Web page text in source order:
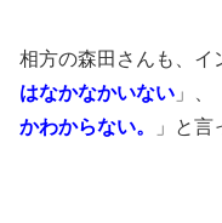
相方の森田さんも、イ
はなかなかいない 」、
かわからない。
」と言